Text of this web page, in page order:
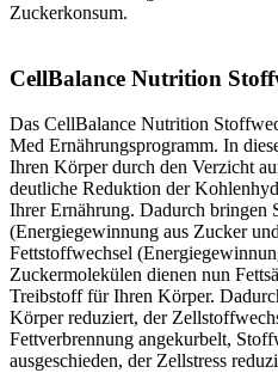
Zuckerkonsum.
CellBalance Nutrition
Das CellBalance Nutrition
Med Ernährungsprogramm. In
Ihren Körper durch den Verzicht
deutliche Reduktion der
Ihrer Ernährung. Dadurch bringen
(Energiegewinnung aus Zucker
Fettstoffwechsel
Zuckermolekülen dienen nun
Treibstoff für Ihren Körper.
Körper reduziert, der
Fettverbrennung angekurbelt,
ausgeschieden, der Zellstress